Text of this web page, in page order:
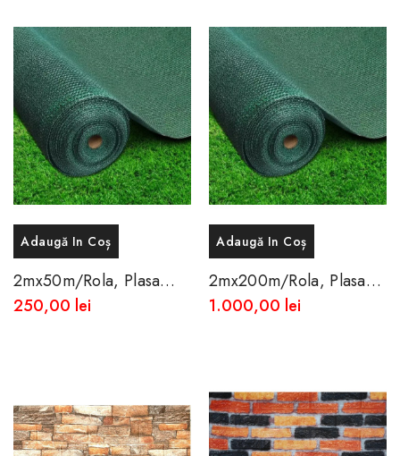
Adaugă In Coș
2mx50m/rola, Plasa
Opaca De Umbrire
85%-
250,00 lei
Adaugă In Coș
2mx200m/rola, Plasa
Opaca De Umbrire 85%
1.000,00 lei